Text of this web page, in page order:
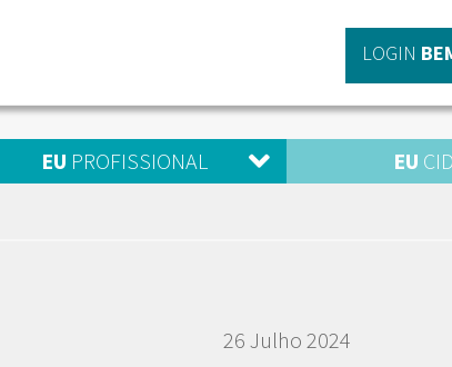
LOGIN
EU PROFISSIONAL EU
26 Julho 2024